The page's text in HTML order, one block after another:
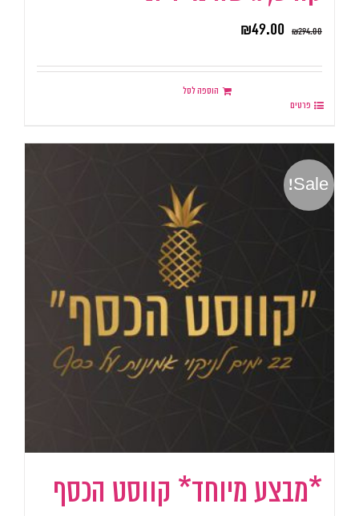
₪294.00
₪49.00
הוספה לסל
פרטים
Sale!
*מבצע מיוחד* קווסט הכסף